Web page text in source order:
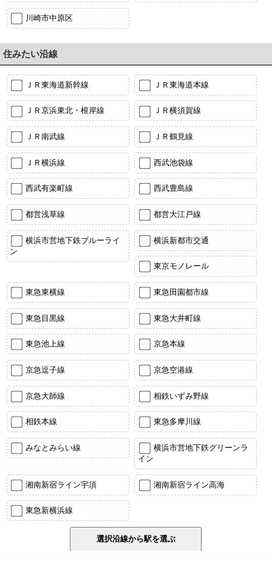
川崎市中原区
住みたい沿線
ＪＲ東海道新幹線 ＪＲ東海道本線
ＪＲ京浜東北・根岸線 ＪＲ横須賀線
ＪＲ南武線 ＪＲ鶴見線
ＪＲ横浜線 西武池袋線
西武有楽町線 西武豊島線
都営浅草線 都営大江戸線
横浜市営地下鉄ブルーライ
ン
横浜新都市交通
東京モノレール
東急東横線 東急田園都市線
東急目黒線 東急大井町線
東急池上線 京急本線
京急逗子線 京急空港線
京急大師線 相鉄いずみ野線
相鉄本線 東急多摩川線
みなとみらい線
横浜市営地下鉄グリーンラ
イン
湘南新宿ライン宇須 湘南新宿ライン高海
東急新横浜線